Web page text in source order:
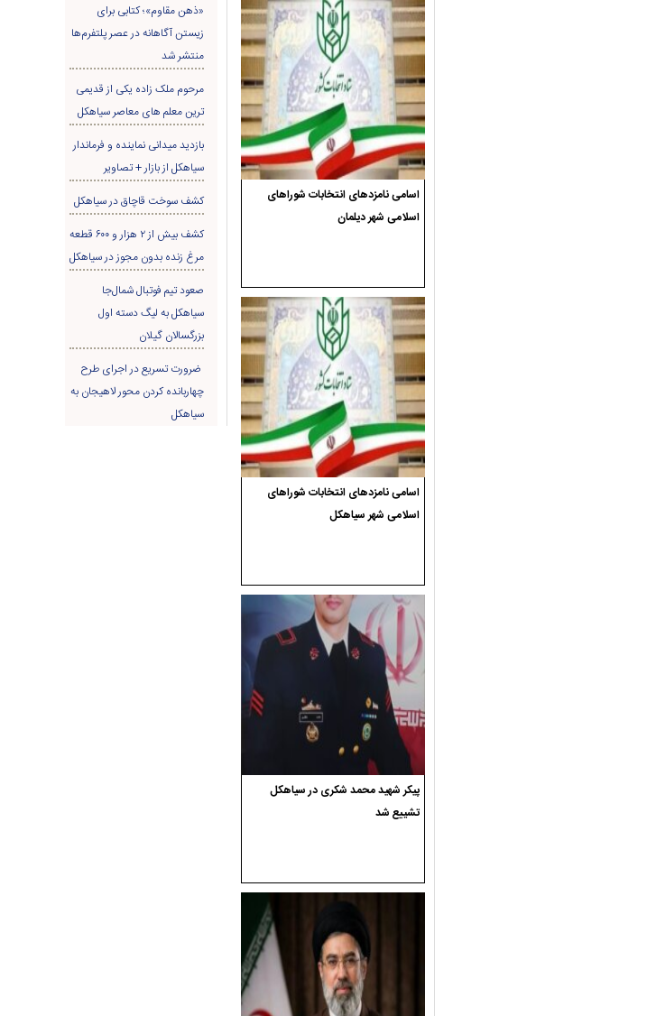
اسامی نامزدهای انتخابات شوراهای
اسلامی شهر دیلمان
اسامی نامزدهای انتخابات شوراهای
اسلامی شهر سیاهکل
پیکر شهید محمد شکری در سیاهکل
تشییع شد
«ذهن مقاوم»؛ کتابی برای
زیستن آگاهانه در عصر پلتفرم‌ها
منتشر شد
مرحوم ملک زاده یکی از قدیمی
ترین معلم های معاصر سیاهکل
بازدید میدانی نماینده و فرماندار
سیاهکل از بازار + تصاویر
کشف سوخت قاچاق در سياهکل
کشف بیش از ۲ هزار و ۶۰۰ قطعه
مرغ زنده بدون مجوز در سیاهکل
صعود تیم فوتبال شمال‌جا‌
سیاهکل به لیگ دسته اول
بزرگسالان گیلان
ضرورت تسریع در اجرای طرح
چهاربانده کردن محور لاهیجان به
سیاهکل